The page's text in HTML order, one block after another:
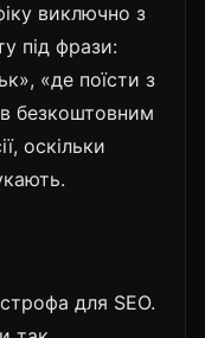
виключно з
під фрази:
«де поїсти з
безкоштовним
оскільки
для SEO.